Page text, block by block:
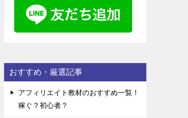
おすすめ・厳選記事
アフィリエイト教材のおすすめ一覧！
稼ぐ？初心者？